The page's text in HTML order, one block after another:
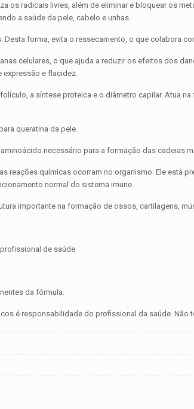
os radicais livres, além de eliminar e bloquear os
a saúde da pele, cabelo e unhas.
forma, evita o ressecamento, o que colabora
celulares, o que ajuda a reduzir os efeitos dos
expressão e flacidez.
a síntese proteica e o diâmetro capilar. Atua
queratina da pele.
necessário para a formação das cadeias
reações químicas ocorram no organismo. Ele está
normal do sistema imune.
importante na formação de ossos, cartilagens,
de saúde
da fórmula.
é responsabilidade do profissional da saúde.